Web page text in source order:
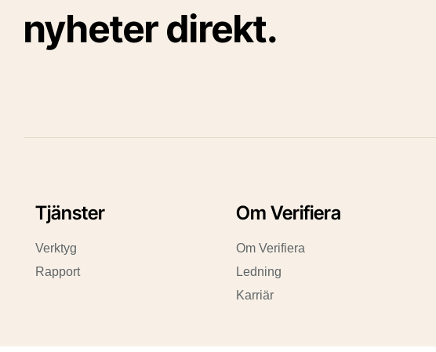
nyheter direkt.
Tjänster
Verktyg
Rapport
Om Verifiera
Om Verifiera
Ledning
Karriär